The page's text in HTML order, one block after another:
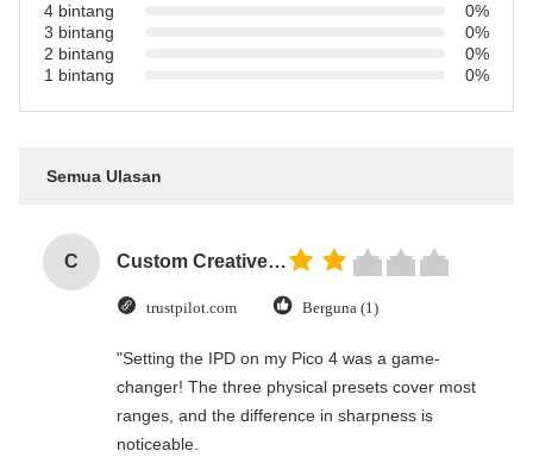
4 bintang
0%
3 bintang
0%
2 bintang
0%
1 bintang
0%
Semua Ulasan
C Custom Creative Goodie Christmas Kraft Paper Gift Bag with Your Own Logo for Xmas Decorative Party
trustpilot.com Berguna (1)
"Setting the IPD on my Pico 4 was a game-
changer! The three physical presets cover most
ranges, and the difference in sharpness is
noticeable.